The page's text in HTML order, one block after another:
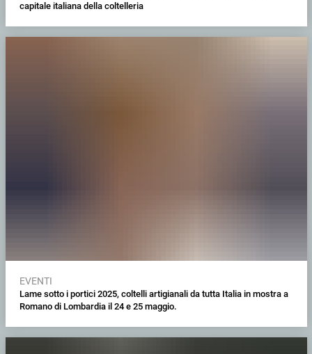
capitale italiana della coltelleria
EVENTI
Lame sotto i portici 2025, coltelli artigianali da tutta Italia in mostra a
Romano di Lombardia il 24 e 25 maggio.